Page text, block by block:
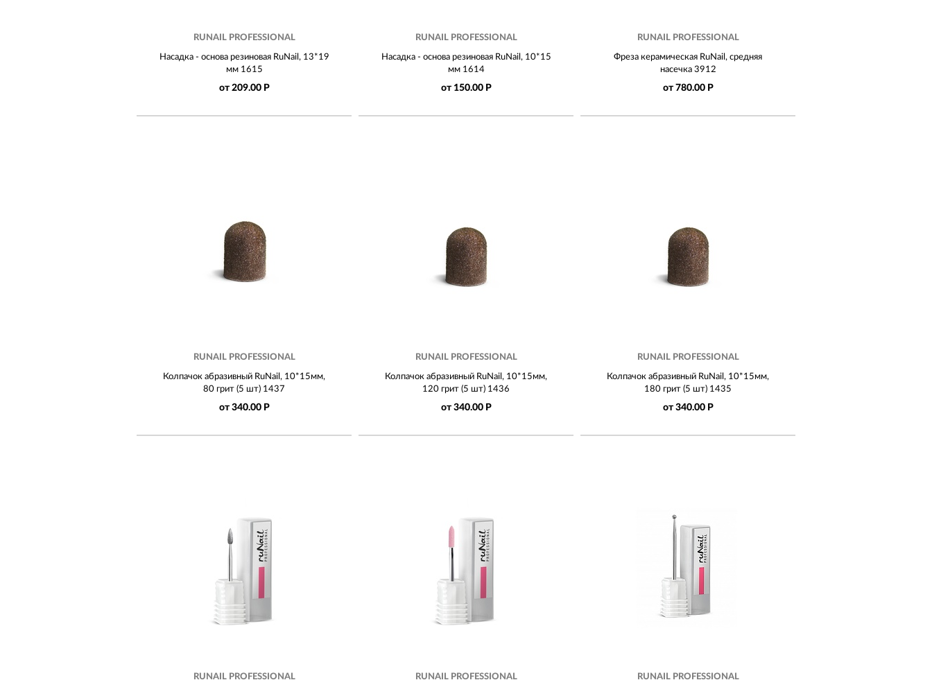
RUNAIL PROFESSIONAL
Насадка - основа резиновая RuNail, 13*19
мм 1615
от 209.00 Р
RUNAIL PROFESSIONAL
Насадка - основа резиновая RuNail, 10*15
мм 1614
от 150.00 Р
RUNAIL PROFESSIONAL
Фреза керамическая RuNail, средняя
насечка 3912
от 780.00 Р
RUNAIL PROFESSIONAL
Колпачок абразивный RuNail, 10*15мм,
80 грит (5 шт) 1437
от 340.00 Р
RUNAIL PROFESSIONAL
Колпачок абразивный RuNail, 10*15мм,
120 грит (5 шт) 1436
от 340.00 Р
RUNAIL PROFESSIONAL
Колпачок абразивный RuNail, 10*15мм,
180 грит (5 шт) 1435
от 340.00 Р
RUNAIL PROFESSIONAL RUNAIL PROFESSIONAL RUNAIL PROFESSIONAL